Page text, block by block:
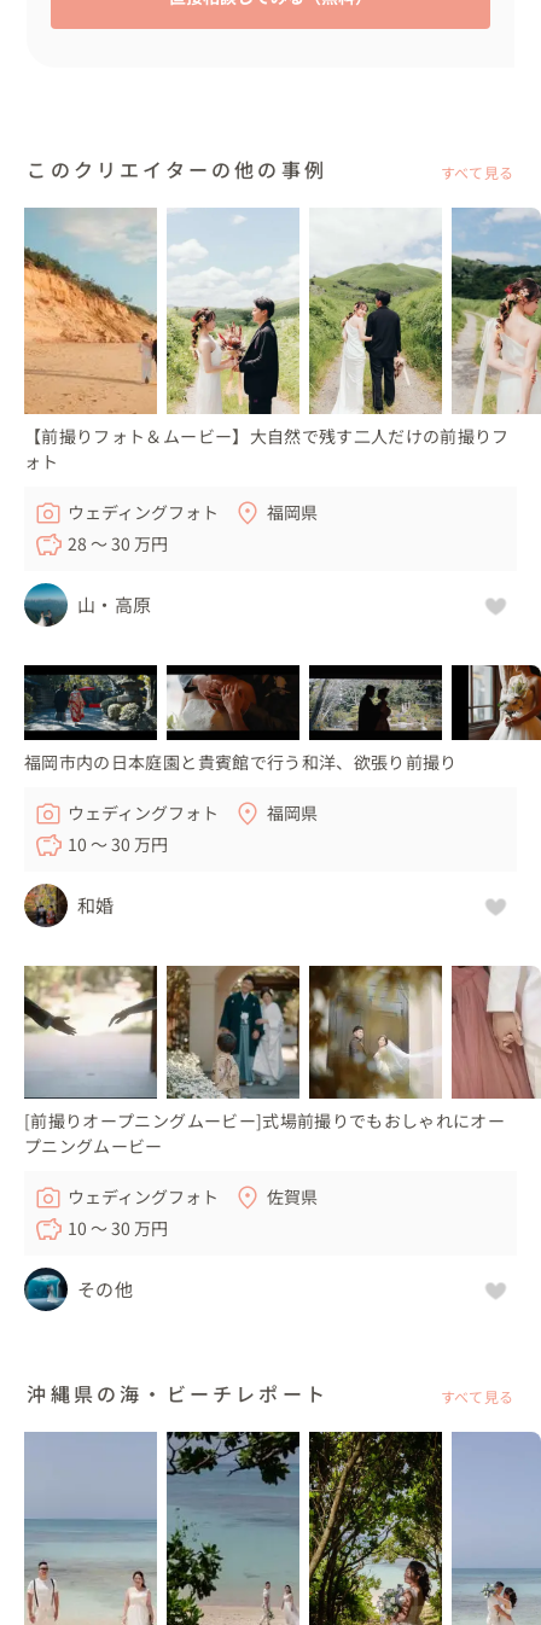
このクリエイターの他の事例 すべて見る
【前撮りフォト＆ムービー】大自然で残す二人だけの前撮りフ
ォト
ウェディングフォト
福岡県
28 〜 30 万円
山・高原
福岡市内の日本庭園と貴賓館で行う和洋、欲張り前撮り
ウェディングフォト
福岡県
10 〜 30 万円
和婚
[前撮りオープニングムービー]式場前撮りでもおしゃれにオー
プニングムービー
ウェディングフォト
佐賀県
10 〜 30 万円
その他
沖縄県の海・ビーチレポート すべて見る